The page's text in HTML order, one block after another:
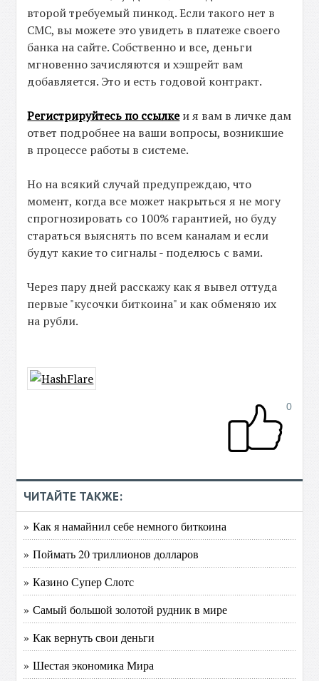
второй требуемый пинкод. Если такого нет в
СМС, вы можете это увидеть в платеже своего
банка на сайте. Собственно и все, деньги
мгновенно зачисляются и хэшрейт вам
добавляется. Это и есть годовой контракт.
Регистрируйтесь по ссылкеи я вам в личке дам
ответ подробнее на ваши вопросы, возникшие
в процессе работы в системе.
Но на всякий случай предупреждаю, что
момент, когда все может накрыться я не могу
спрогнозировать со 100% гарантией, но буду
стараться выяснять по всем каналам и если
будут какие то сигналы - поделюсь с вами.
Через пару дней расскажу как я вывел оттуда
первые "кусочки биткоина" и как обменяю их
на рубли.
0
ЧИТАЙТЕ ТАКЖЕ:
» Как я намайнил себе немного биткоина
» Поймать 20 триллионов долларов
» Казино Супер Слотс
» Самый большой золотой рудник в мире
» Как вернуть свои деньги
» Шестая экономика Мира